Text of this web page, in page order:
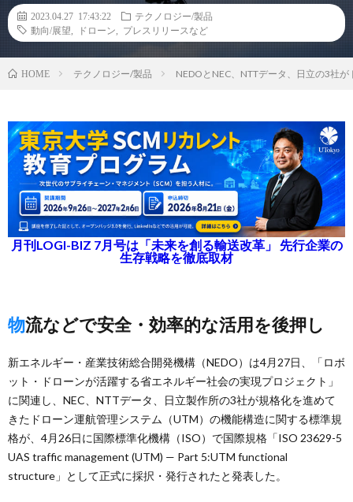
2023.04.27 17:43:22
テクノロジー/製品
動向/展望
ドローン プレスリリースなど
HOME テクノロジー/製品 NEDOとNEC、NTTデータ、日立の3社
月刊LOGI-BIZ 7月号は「未来を創る輸送改革」 先行企業の
生存戦略を徹底取材
物流などで安全・効率的な活用を後押し
新エネルギー・産業技術総合開発機構（NEDO）は4月27日、「ロボ
ット・ドローンが活躍する省エネルギー社会の実現プロジェクト」
に関連し、NEC、NTTデータ、日立製作所の3社が規格化を進めて
きたドローン運航管理システム（UTM）の機能構造に関する標準規
格が、4月26日に国際標準化機構（ISO）で国際規格「ISO 23629-5
UAS traffic management (UTM) — Part 5:UTM functional
structure」として正式に採択・発行されたと発表した。